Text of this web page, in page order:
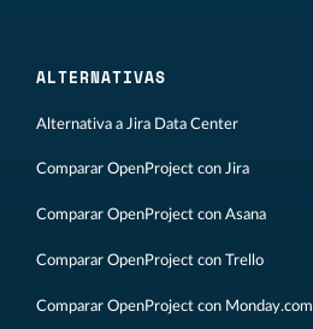
ALTERNATIVAS
Alternativa a Jira Data Center
Comparar OpenProject con Jira
Comparar OpenProject con Asana
Comparar OpenProject con Trello
Comparar OpenProject con Monday.com